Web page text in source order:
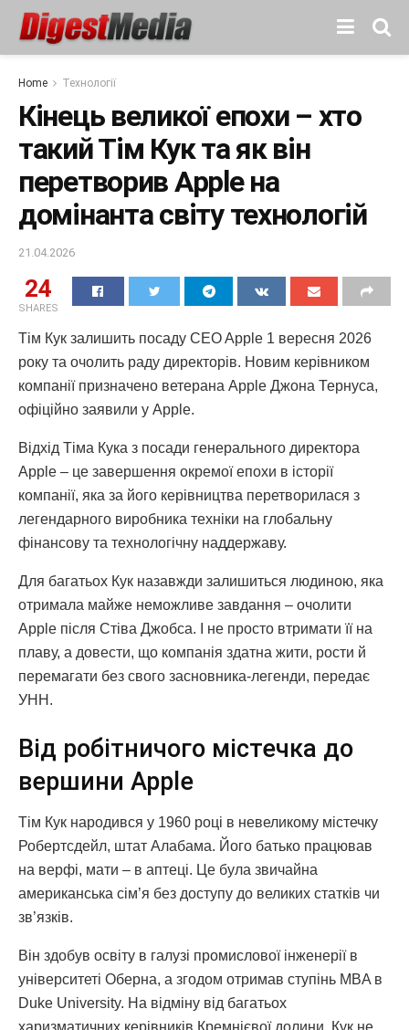
Home Технології
Кінець великої епохи – хто
такий Тім Кук та як він
перетворив Apple на
домінанта світу технологій
21.04.2026
24
SHARES
Тім Кук залишить посаду CEO Apple 1 вересня 2026
року та очолить раду директорів. Новим керівником
компанії призначено ветерана Apple Джона Тернуса,
офіційно заявили у Apple.
Відхід Тіма Кука з посади генерального директора
Apple – це завершення окремої епохи в історії
компанії, яка за його керівництва перетворилася з
легендарного виробника техніки на глобальну
фінансову та технологічну наддержаву.
Для багатьох Кук назавжди залишиться людиною, яка
отримала майже неможливе завдання – очолити
Apple після Стіва Джобса. І не просто втримати її на
плаву, а довести, що компанія здатна жити, рости й
перемагати без свого засновника-легенди, передає
УНН.
Від робітничого містечка до
вершини Apple
Тім Кук народився у 1960 році в невеликому містечку
Робертсдейл, штат Алабама. Його батько працював
на верфі, мати – в аптеці. Це була звичайна
американська сім’я без доступу до великих статків чи
зв’язків.
Він здобув освіту в галузі промислової інженерії в
університеті Оберна, а згодом отримав ступінь MBA в
Duke University. На відміну від багатьох
харизматичних керівників Кремнієвої долини, Кук не